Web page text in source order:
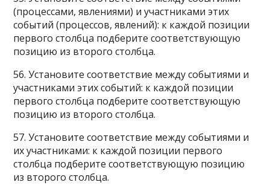
(процессами, явлениями) и участниками этих
событий (процессов, явлений): к каждой позиции
первого столбца подберите соответствующую
позицию из второго столбца.
56. Установите соответствие между событиями и
участниками этих событий: к каждой позиции
первого столбца подберите соответствующую
позицию из второго столбца.
57. Установите соответствие между событиями и
их участниками: к каждой позиции первого
столбца подберите соответствующую позицию
из второго столбца.